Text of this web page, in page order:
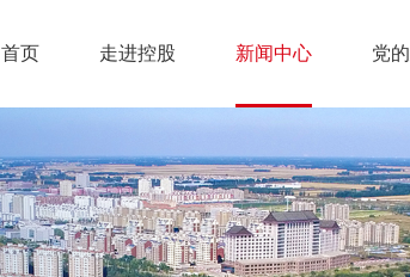
首页 走进控股 新闻中心 党